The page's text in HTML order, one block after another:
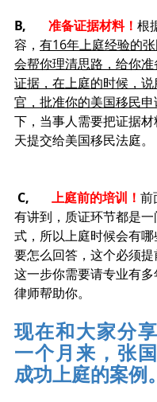
B, 准备证据材料！ 根
容， 有16年上庭经验的
会帮你理清思路，给你
证据，在上庭的时候，
官，批准你的美国移民申
下，当事人需要把证据
天提交给美国移民法庭。
C, 上庭前的培训！ 前
有讲到，质证环节都是
式，所以上庭时候会有
要怎么回答，这个必须提
这一步你需要请专业有
律师帮助你。
现在和大家分
一个月来，张
成功上庭的案例。